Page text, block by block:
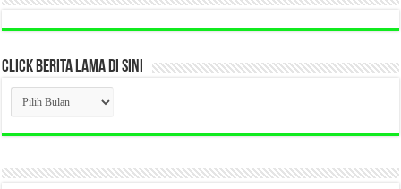
CLICK BERITA LAMA DI SINI
CLICK
BERITA
LAMA
DI